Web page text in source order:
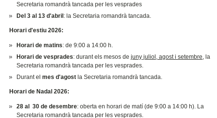
Secretaria romandrà tancada per les vesprades
Del 3 al 13 d'abril : la Secretaria romandrà tancada.
Horari d'estiu 2026:
Horari de matins: de 9:00 a 14:00 h.
Horari de vesprades: durant els mesos dejuny juliol, agost i setembre, la
Secretaria romandrà tancada per les vesprades.
Durant elmes d'agost la Secretaria romandrà tancada.
Horari de Nadal 2026:
28 al 30 de desembre: oberta en horari de matí (de 9:00 a 14:00 h). La
Secretaria romandrà tancada per les vesprades.